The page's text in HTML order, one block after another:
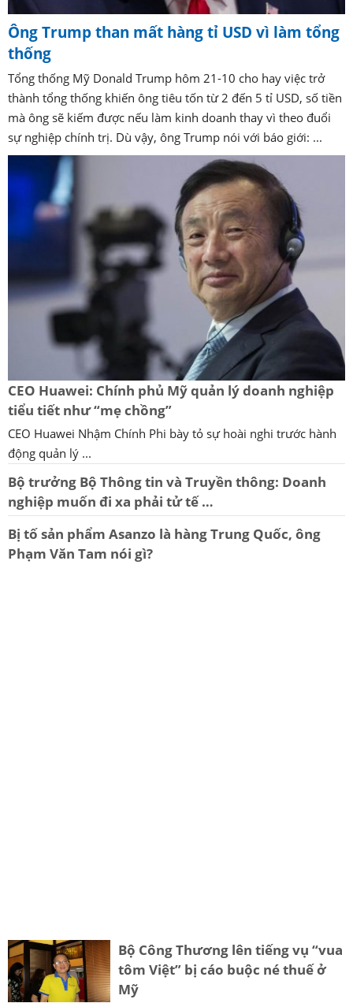
Ông Trump than mất hàng tỉ USD vì làm tổng
thống
Tổng thống Mỹ Donald Trump hôm 21-10 cho hay việc trở
thành tổng thống khiến ông tiêu tốn từ 2 đến 5 tỉ USD, số tiền
mà ông sẽ kiếm được nếu làm kinh doanh thay vì theo đuổi
sự nghiệp chính trị. Dù vậy, ông Trump nói với báo giới: ...
CEO Huawei: Chính phủ Mỹ quản lý doanh nghiệp
tiểu tiết như “mẹ chồng”
CEO Huawei Nhậm Chính Phi bày tỏ sự hoài nghi trước hành
động quản lý ...
Bộ trưởng Bộ Thông tin và Truyền thông: Doanh
nghiệp muốn đi xa phải tử tế …
Bị tố sản phẩm Asanzo là hàng Trung Quốc, ông
Phạm Văn Tam nói gì?
Bộ Công Thương lên tiếng vụ “vua
tôm Việt” bị cáo buộc né thuế ở
Mỹ